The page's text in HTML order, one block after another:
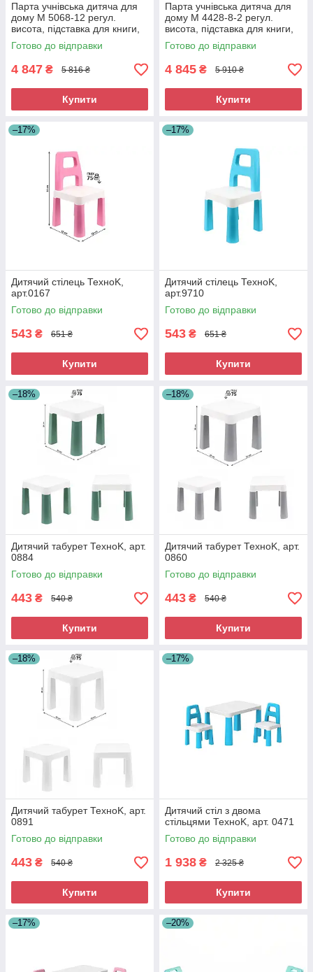
Парта учнівська дитяча для
дому M 5068-12 регул.
висота, підставка для книги,
лампа, світло-блакитний
Готово до відправки
4 847 ₴ 5 816 ₴
Купити
Парта учнівська дитяча для
дому M 4428-8-2 регул.
висота, підставка для книги,
лампа, світло-рожевий
Готово до відправки
4 845 ₴ 5 910 ₴
Купити
–17%
Дитячий стілець ТехноK,
арт.0167
Готово до відправки
543 ₴ 651 ₴
Купити
–17%
Дитячий стілець ТехноK,
арт.9710
Готово до відправки
543 ₴ 651 ₴
Купити
–18%
Дитячий табурет ТехноK, арт.
0884
Готово до відправки
443 ₴ 540 ₴
Купити
–18%
Дитячий табурет ТехноK, арт.
0860
Готово до відправки
443 ₴ 540 ₴
Купити
–18%
Дитячий табурет ТехноK, арт.
0891
Готово до відправки
443 ₴ 540 ₴
Купити
–17%
Дитячий стіл з двома
стільцями ТехноK, арт. 0471
Готово до відправки
1 938 ₴ 2 325 ₴
Купити
–17% –20%